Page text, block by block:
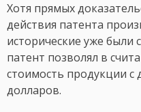
Хотя прямых
действия патента
исторические уже были
патент позволял в
стоимость продукции с
долларов.